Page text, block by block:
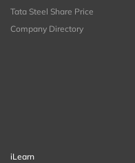
Tata Steel Share Price
Company Directory
iLearn